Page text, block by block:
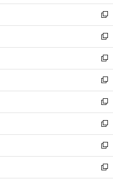
ウ
で
開
く
ン
ド
ウ
で
開
く
ウ
ィ
ン
ド
ウ
で
開
く
し
い
ウ
ィ
ン
ド
ウ
で
開
く
新
し
い
ウ
ィ
ン
ド
ウ
で
開
く
新
し
い
ウ
ィ
ン
ド
ウ
で
開
く
新
し
い
ウ
ィ
ン
ド
ウ
で
開
く
新
し
い
ウ
ィ
ン
ド
ウ
で
開
新
し
い
ウ
ィ
ン
ド
ウ
新
し
い
ウ
ィ
ン
新
し
い
ウ
新
し